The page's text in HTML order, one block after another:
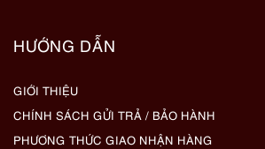
HƯỚNG DẪN
GIỚI THIỆU
CHÍNH SÁCH GỬI TRẢ / BẢO HÀNH
PHƯƠNG THỨC GIAO NHẬN HÀNG